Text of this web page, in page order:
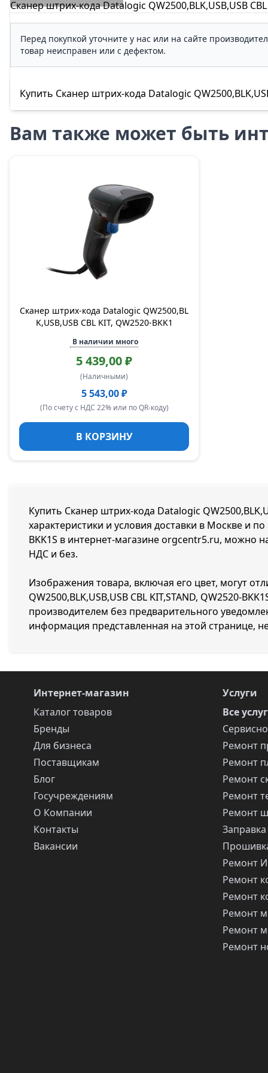
Сканер штрих-кода Datalogic QW2500,BLK,USB,USB CBL
Перед покупкой уточните у нас или на сайте
товар неисправен или с дефектом.
Купить Сканер штрих-кода Datalogic
Вам также может быть
Сканер штрих-кода Datalogic QW2500,BL
K,USB,USB CBL KIT, QW2520-BKK1
В наличии много
5 439,00 ₽
(Наличными)
5 543,00 ₽
(По счету с НДС 22% или по QR-коду)
В КОРЗИНУ
Купить Сканер штрих-кода Datalogic
характеристики и условия доставки в Москве и
BKK1S в интернет-магазине orgcentr5.ru, можно
НДС и без.
Изображения товара, включая его цвет, могут
QW2500,BLK,USB,USB CBL KIT,STAND, QW2520-
производителем без предварительного
информация представленная на этой странице,
Интернет-магазин
Каталог товаров
Бренды
Для бизнеса
Поставщикам
Блог
Госучреждениям
О Компании
Контакты
Вакансии
Услуги
Все
Ремонт
Ремонт
Ремонт
Ремонт
Ремонт
Ремонт
Ремонт
Ремонт
Ремонт
Ремонт
Ремонт